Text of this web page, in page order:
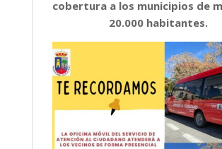
cobertura a los municipios de
20.000 habitantes.